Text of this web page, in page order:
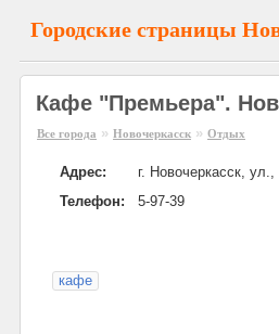
Городские страницы
Кафе "Премьера".
Все города » Новочеркасск » Отдых
Адрес:
г. Новочеркасск,
Телефон:
5-97-39
кафе